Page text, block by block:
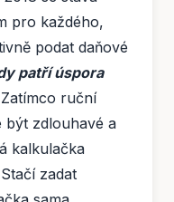
pro každého,
podat daňové
patří úspora
ruční
být zdlouhavé a
kalkulačka
zadat